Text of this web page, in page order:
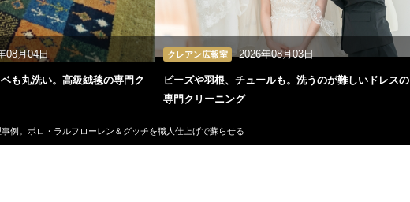
08月04日
も丸洗い。高級絨毯の専門ク
クレアン広報室 2026年08月03日
ビーズや羽根、チュールも。洗うのが難しいドレスの
専門クリーニング
例。ポロ・ラルフローレン＆グッチを職人仕上げで蘇らせる